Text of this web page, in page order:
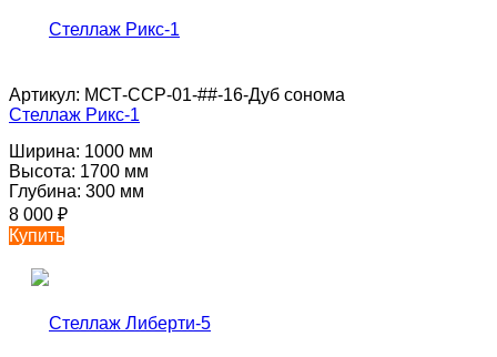
Артикул: МСТ-ССР-01-##-16-Дуб сонома
Стеллаж Рикс-1
Ширина: 1000 мм
Высота: 1700 мм
Глубина: 300 мм
8 000 ₽
Купить